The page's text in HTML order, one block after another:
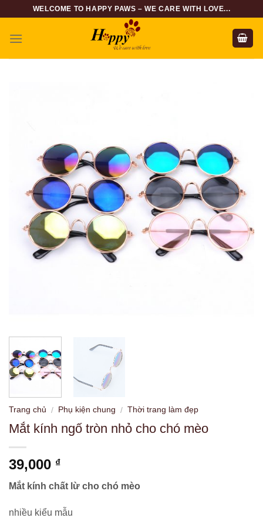
content
WELCOME TO HAPPY PAWS – WE CARE WITH LOVE...
Trang chủ / Phụ kiện chung / Thời trang làm đẹp
Mắt kính ngố tròn nhỏ cho chó mèo
39,000 ₫
Mắt kính chất lừ cho chó mèo
nhiều kiểu mẫu